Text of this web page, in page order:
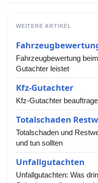
WEITERE ARTIKEL
Fahrzeugbewertung
Gutachter leistet
Kfz-Gutachter
Kfz-Gutachter
Totalschaden
Totalschaden und
und tun sollten
Unfallgutachten
Unfallgutachten: Was